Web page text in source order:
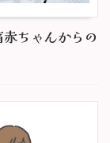
ちゃんからの